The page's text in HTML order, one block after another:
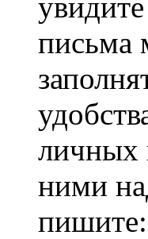
письма
личных
ними